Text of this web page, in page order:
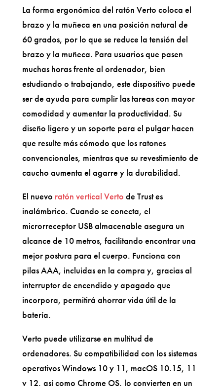
La forma ergonómica del ratón Verto coloca el
brazo y la muñeca en una posición natural de
60 grados, por lo que se reduce la tensión del
brazo y la muñeca. Para usuarios que pasen
muchas horas frente al ordenador, bien
estudiando o trabajando, este dispositivo puede
ser de ayuda para cumplir las tareas con mayor
comodidad y aumentar la productividad. Su
diseño ligero y un soporte para el pulgar hacen
que resulte más cómodo que los ratones
convencionales, mientras que su revestimiento de
caucho aumenta el agarre y la durabilidad.
El nuevo ratón vertical Verto de Trust es
inalámbrico. Cuando se conecta, el
microrreceptor USB almacenable asegura un
alcance de 10 metros, facilitando encontrar una
mejor postura para el cuerpo. Funciona con
pilas AAA, incluidas en la compra y, gracias al
interruptor de encendido y apagado que
incorpora, permitirá ahorrar vida útil de la
batería.
Verto puede utilizarse en multitud de
ordenadores. Su compatibilidad con los sistemas
operativos Windows 10 y 11, macOS 10.15, 11
y 12, así como Chrome OS, lo convierten en un